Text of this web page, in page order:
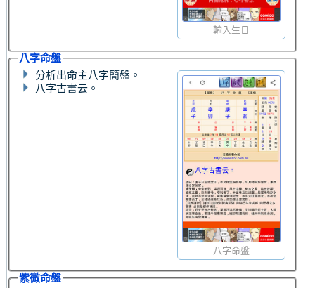
輸入生日
八字命盤
八字命盤
分析出命主八字簡盤。
八字古書云。
紫微命盤